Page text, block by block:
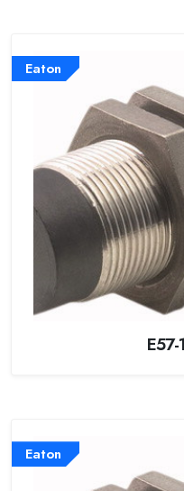
Eaton
Eaton